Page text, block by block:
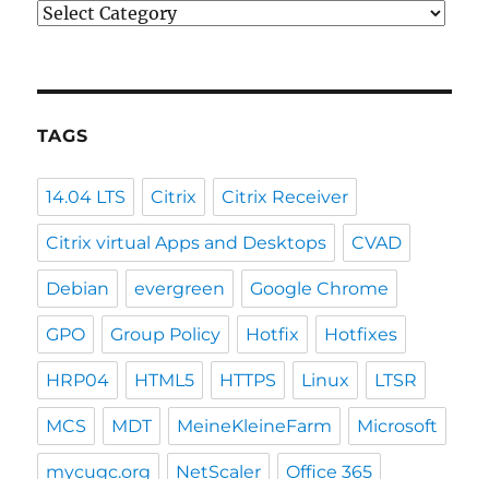
Categories
TAGS
14.04 LTS Citrix Citrix Receiver
Citrix virtual Apps and Desktops CVAD
Debian evergreen Google Chrome
GPO Group Policy Hotfix Hotfixes
HRP04 HTML5 HTTPS Linux LTSR
MCS MDT MeineKleineFarm Microsoft
mycugc.org NetScaler Office 365